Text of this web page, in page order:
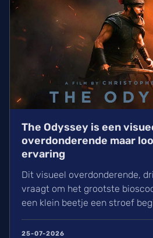
The Odyssey is een
overdonderende maar
ervaring
Dit visueel overdonderende,
vraagt om het grootste
een klein beetje een stroef
flashbacks en wisselend
film in een indrukwekkend
25-07-2026